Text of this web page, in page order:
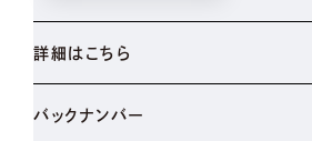
詳細はこちら
バックナンバー